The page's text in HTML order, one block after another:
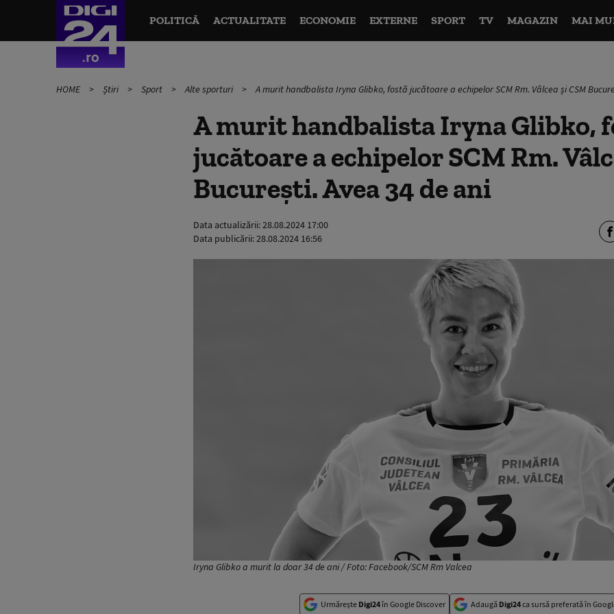
POLITICĂ ACTUALITATE ECONOMIE EXTERNE SPORT TV MAGAZIN MAI
HOME Știri Sport Alte sporturi A murit handbalista Iryna Glibko, fostă jucătoare a echipelor SCM Rm. Vâlcea și CSM
A murit handbalista Iryna Glibko,
jucătoare a echipelor SCM Rm.
București. Avea 34 de ani
Data actualizării:28.08.2024 17:00
Data publicării:28.08.2024 16:56
Iryna Glibko a murit la doar 34 de ani / Foto: Facebook/SCM Rm Valcea
Urmărește Digi24în Google Discover Adaugă Digi24ca sursă preferată în